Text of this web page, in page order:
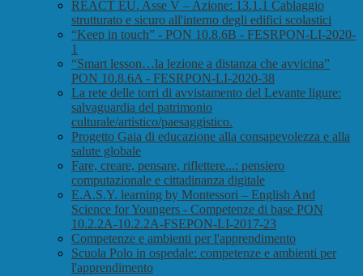
REACT EU. Asse V – Azione: 13.1.1 Cablaggio
strutturato e sicuro all'interno degli edifici scolastici
“Keep in touch” - PON 10.8.6B - FESRPON-LI-2020-
1
“Smart lesson…la lezione a distanza che avvicina”
PON 10.8.6A - FESRPON-LI-2020-38
La rete delle torri di avvistamento del Levante ligure:
salvaguardia del patrimonio
culturale/artistico/paesaggistico.
Progetto Gaia di educazione alla consapevolezza e alla
salute globale
Fare, creare, pensare, riflettere...: pensiero
computazionale e cittadinanza digitale
E.A.S.Y. learning by Montessori – English And
Science for Youngers - Competenze di base PON
10.2.2A-10.2.2A-FSEPON-LI-2017-23
Competenze e ambienti per l'apprendimento
Scuola Polo in ospedale: competenze e ambienti per
l'apprendimento